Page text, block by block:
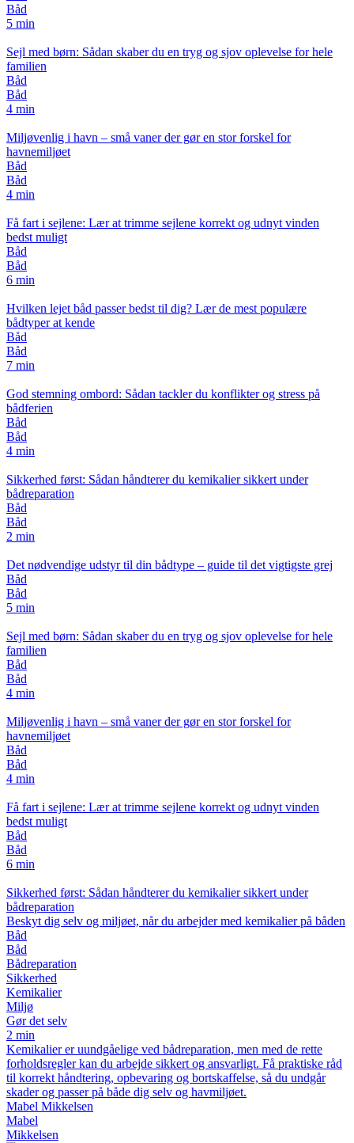
Båd
5 min
Sejl med børn: Sådan skaber du en tryg og sjov oplevelse for hele
familien
Båd
Båd
4 min
Miljøvenlig i havn – små vaner der gør en stor forskel for
havnemiljøet
Båd
Båd
4 min
Få fart i sejlene: Lær at trimme sejlene korrekt og udnyt vinden
bedst muligt
Båd
Båd
6 min
Hvilken lejet båd passer bedst til dig? Lær de mest populære
bådtyper at kende
Båd
Båd
7 min
God stemning ombord: Sådan tackler du konflikter og stress på
bådferien
Båd
Båd
4 min
Sikkerhed først: Sådan håndterer du kemikalier sikkert under
bådreparation
Båd
Båd
2 min
Det nødvendige udstyr til din bådtype – guide til det vigtigste grej
Båd
Båd
5 min
Sejl med børn: Sådan skaber du en tryg og sjov oplevelse for hele
familien
Båd
Båd
4 min
Miljøvenlig i havn – små vaner der gør en stor forskel for
havnemiljøet
Båd
Båd
4 min
Få fart i sejlene: Lær at trimme sejlene korrekt og udnyt vinden
bedst muligt
Båd
Båd
6 min
Sikkerhed først: Sådan håndterer du kemikalier sikkert under
bådreparation
Beskyt dig selv og miljøet, når du arbejder med kemikalier på båden
Båd
Båd
Bådreparation
Sikkerhed
Kemikalier
Miljø
Gør det selv
2 min
Kemikalier er uundgåelige ved bådreparation, men med de rette
forholdsregler kan du arbejde sikkert og ansvarligt. Få praktiske råd
til korrekt håndtering, opbevaring og bortskaffelse, så du undgår
skader og passer på både dig selv og havmiljøet.
Mabel Mikkelsen
Mabel
Mikkelsen